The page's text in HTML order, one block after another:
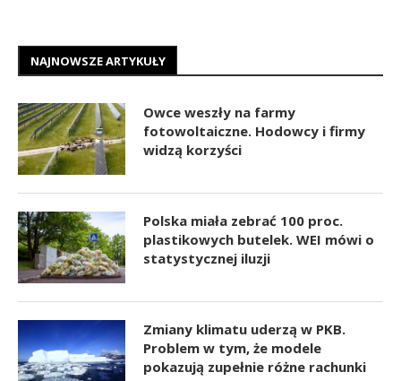
NAJNOWSZE ARTYKUŁY
Owce weszły na farmy
fotowoltaiczne. Hodowcy i firmy
widzą korzyści
Polska miała zebrać 100 proc.
plastikowych butelek. WEI mówi o
statystycznej iluzji
Zmiany klimatu uderzą w PKB.
Problem w tym, że modele
pokazują zupełnie różne rachunki